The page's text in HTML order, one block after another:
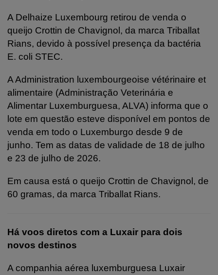
A Delhaize Luxembourg retirou de venda o
queijo Crottin de Chavignol, da marca Triballat
Rians, devido à possível presença da bactéria
E. coli STEC.
A Administration luxembourgeoise vétérinaire et
alimentaire (Administração Veterinária e
Alimentar Luxemburguesa, ALVA) informa que o
lote em questão esteve disponível em pontos de
venda em todo o Luxemburgo desde 9 de
junho. Tem as datas de validade de 18 de julho
e 23 de julho de 2026.
Em causa está o queijo Crottin de Chavignol, de
60 gramas, da marca Triballat Rians.
Há voos diretos com a Luxair para dois
novos destinos
A companhia aérea luxemburguesa Luxair